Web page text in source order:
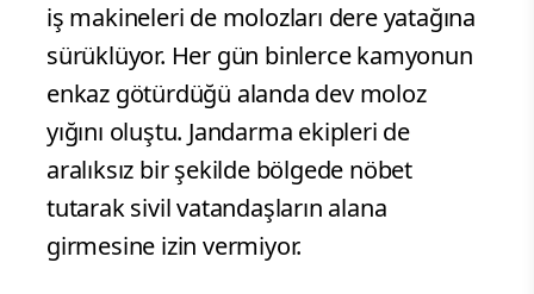
iş makineleri de molozları dere yatağına
sürüklüyor. Her gün binlerce kamyonun
enkaz götürdüğü alanda dev moloz
yığını oluştu. Jandarma ekipleri de
aralıksız bir şekilde bölgede nöbet
tutarak sivil vatandaşların alana
girmesine izin vermiyor.